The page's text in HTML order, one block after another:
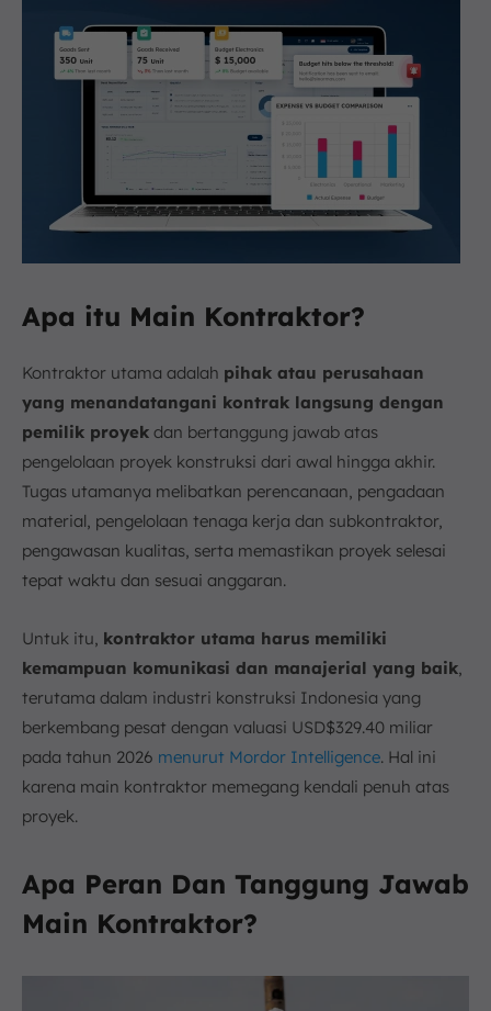
Apa itu Main Kontraktor?
Kontraktor utama adalah pihak atau perusahaan
yang menandatangani kontrak langsung dengan
pemilik proyek dan bertanggung jawab atas
pengelolaan proyek konstruksi dari awal hingga akhir.
Tugas utamanya melibatkan perencanaan, pengadaan
material, pengelolaan tenaga kerja dan subkontraktor,
pengawasan kualitas, serta memastikan proyek selesai
tepat waktu dan sesuai anggaran.
Untuk itu, kontraktor utama harus memiliki
kemampuan komunikasi dan manajerial yang baik,
terutama dalam industri konstruksi Indonesia yang
berkembang pesat dengan valuasi USD$329.40 miliar
pada tahun 2026 menurut Mordor Intelligence. Hal ini
karena main kontraktor memegang kendali penuh atas
proyek.
Apa Peran Dan Tanggung Jawab
Main Kontraktor?